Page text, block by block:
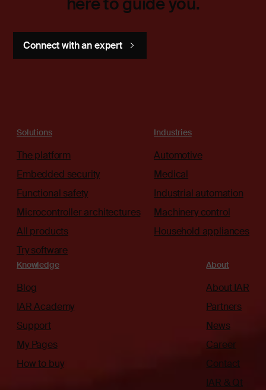
Connect with an expert
Solutions
The platform
Embedded security
Functional safety
Microcontroller architectures
All products
Try software
Industries
Automotive
Medical
Industrial automation
Machinery control
Household appliances
Knowledge
Blog
IAR Academy
Support
My Pages
How to buy
About
About IAR
Partners
News
Career
Contact
IAR & Qt